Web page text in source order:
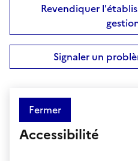
Revendiquer
Signaler un
Fermer
Accessibilité